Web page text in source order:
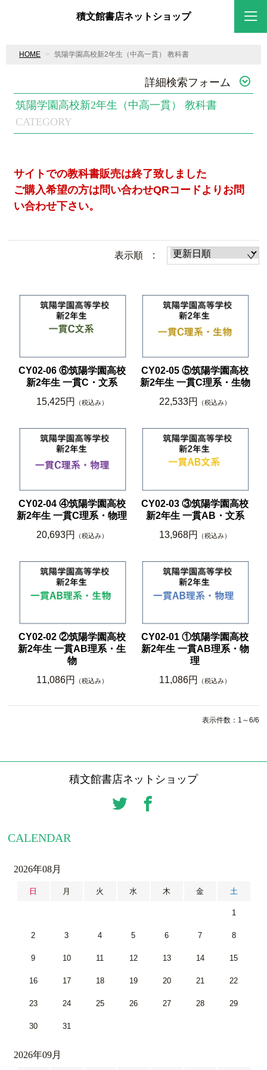
積文館書店ネットショップ
HOME 筑陽学園高校新2年生（中高一貫） 教科書
詳細検索フォーム
CATEGORY
筑陽学園高校新2年生（中高一貫） 教科書
サイトでの教科書販売は終了致しました
ご購入希望の方は問い合わせQRコードよりお問
い合わせ下さい。
表示順 :
CY02-06 ⑥筑陽学園高校
新2年生 一貫C・文系
15,425円
（税込み）
CY02-05 ⑤筑陽学園高校
新2年生 一貫C理系・生物
22,533円
（税込み）
CY02-04 ④筑陽学園高校
新2年生 一貫C理系・物理
20,693円
（税込み）
CY02-03 ③筑陽学園高校
新2年生 一貫AB・文系
13,968円
（税込み）
CY02-02 ②筑陽学園高校
新2年生 一貫AB理系・生
物
11,086円
（税込み）
CY02-01 ①筑陽学園高校
新2年生 一貫AB理系・物
理
11,086円
（税込み）
表示件数：1～6/6
積文館書店ネットショップ
CALENDAR
2026年08月
日 月 火 水 木 金 土
1
2 3 4 5 6 7 8
9 10 11 12 13 14 15
16 17 18 19 20 21 22
23 24 25 26 27 28 29
30 31
2026年09月